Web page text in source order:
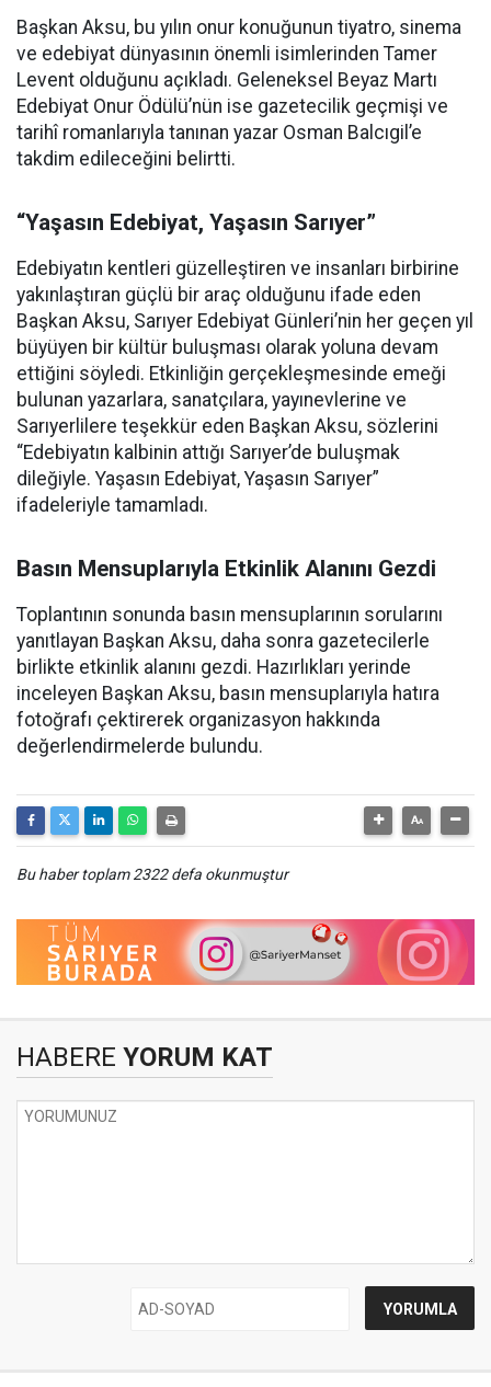
Başkan Aksu, bu yılın onur konuğunun tiyatro, sinema
ve edebiyat dünyasının önemli isimlerinden Tamer
Levent olduğunu açıkladı. Geleneksel Beyaz Martı
Edebiyat Onur Ödülü’nün ise gazetecilik geçmişi ve
tarihî romanlarıyla tanınan yazar Osman Balcıgil’e
takdim edileceğini belirtti.
“Yaşasın Edebiyat, Yaşasın Sarıyer”
Edebiyatın kentleri güzelleştiren ve insanları birbirine
yakınlaştıran güçlü bir araç olduğunu ifade eden
Başkan Aksu, Sarıyer Edebiyat Günleri’nin her geçen yıl
büyüyen bir kültür buluşması olarak yoluna devam
ettiğini söyledi. Etkinliğin gerçekleşmesinde emeği
bulunan yazarlara, sanatçılara, yayınevlerine ve
Sarıyerlilere teşekkür eden Başkan Aksu, sözlerini
“Edebiyatın kalbinin attığı Sarıyer’de buluşmak
dileğiyle. Yaşasın Edebiyat, Yaşasın Sarıyer”
ifadeleriyle tamamladı.
Basın Mensuplarıyla Etkinlik Alanını Gezdi
Toplantının sonunda basın mensuplarının sorularını
yanıtlayan Başkan Aksu, daha sonra gazetecilerle
birlikte etkinlik alanını gezdi. Hazırlıkları yerinde
inceleyen Başkan Aksu, basın mensuplarıyla hatıra
fotoğrafı çektirerek organizasyon hakkında
değerlendirmelerde bulundu.
Bu haber toplam 2322 defa okunmuştur
HABERE YORUM KAT